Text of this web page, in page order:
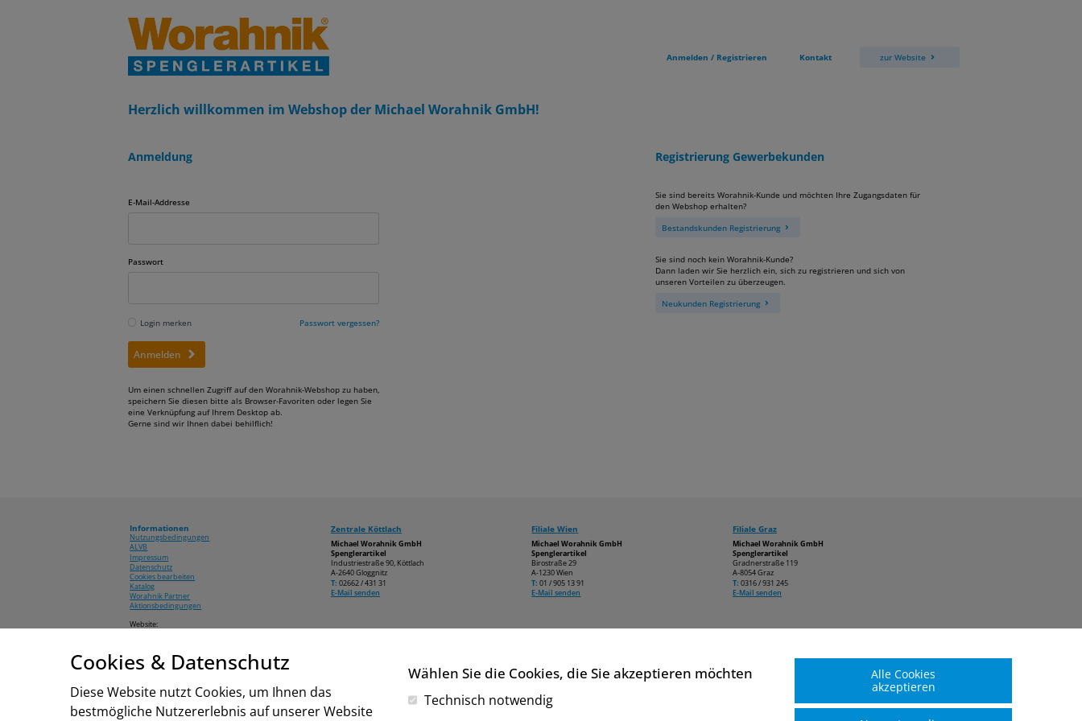
Anmelden / Registrieren Kontakt zur Website
Herzlich willkommen im Webshop der Michael Worahnik GmbH!
Anmeldung
E-Mail-Addresse
Passwort
Login merken Passwort vergessen?
Anmelden
Um einen schnellen Zugriff auf den Worahnik-Webshop zu haben,
speichern Sie diesen bitte als Browser-Favoriten oder legen Sie
eine Verknüpfung auf Ihrem Desktop ab.
Gerne sind wir Ihnen dabei behilflich!
Registrierung Gewerbekunden
Sie sind bereits Worahnik-Kunde und möchten Ihre Zugangsdaten für
den Webshop erhalten?
Bestandskunden Registrierung
Sie sind noch kein Worahnik-Kunde?
Dann laden wir Sie herzlich ein, sich zu registrieren und sich von
unseren Vorteilen zu überzeugen.
Neukunden Registrierung
Informationen
Nutzungsbedingungen
ALVB
Impressum
Datenschutz
Cookies bearbeiten
Katalog
Worahnik Partner
Aktionsbedingungen
Website:
Zentrale Köttlach
Michael Worahnik GmbH
Spenglerartikel
Industriestraße 90, Köttlach
A-2640 Gloggnitz
T: 02662 / 431 31
E-Mail senden
Filiale Wien
Michael Worahnik GmbH
Spenglerartikel
Birostraße 29
A-1230 Wien
T: 01 / 905 13 91
E-Mail senden
Filiale Graz
Michael Worahnik GmbH
Spenglerartikel
Gradnerstraße 119
A-8054 Graz
T: 0316 / 931 245
E-Mail senden
Cookies & Datenschutz
Diese Website nutzt Cookies, um Ihnen das
bestmögliche Nutzererlebnis auf unserer Website
Wählen Sie die Cookies, die Sie akzeptieren möchten
Technisch notwendig
Alle Cookies
akzeptieren